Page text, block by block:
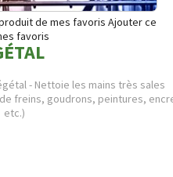
de mes favoris Ajouter ce
favoris
- Nettoie les mains très sales
freins, goudrons, peintures,
etc.)